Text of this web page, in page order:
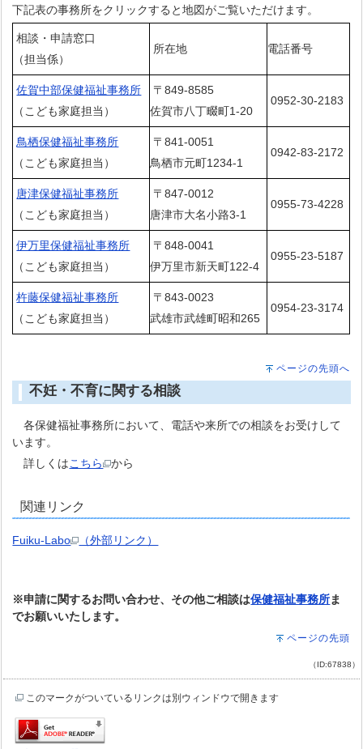
下記表の事務所をクリックすると地図がご覧いただけます。
相談・申請窓口
（担当係）
所在地 電話番号
佐賀中部保健福祉事務所
（こども家庭担当）
〒849-8585
佐賀市八丁畷町1-20
0952-30-2183
鳥栖保健福祉事務所
（こども家庭担当）
〒841-0051
鳥栖市元町1234-1
0942-83-2172
唐津保健福祉事務所
（こども家庭担当）
〒847-0012
唐津市大名小路3-1
0955-73-4228
伊万里保健福祉事務所
（こども家庭担当）
〒848-0041
伊万里市新天町122-4
0955-23-5187
杵藤保健福祉事務所
（こども家庭担当）
〒843-0023
武雄市武雄町昭和265
0954-23-3174
ページの先頭へ
不妊・不育に関する相談
各保健福祉事務所において、電話や来所での相談をお受けして
います。
詳しくはこちら から
関連リンク
Fuiku-Labo （外部リンク）
※申請に関するお問い合わせ、その他ご相談は保健福祉事務所ま
でお願いいたします。
ページの先頭
（ID:67838）
このマークがついているリンクは別ウィンドウで開きます